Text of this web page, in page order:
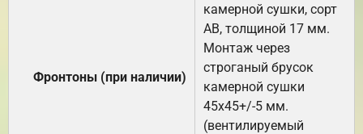
Фронтоны (при наличии)
камерной сушки, сорт
АВ, толщиной 17 мм.
Монтаж через
строганый брусок
камерной сушки
45х45+/-5 мм.
(вентилируемый